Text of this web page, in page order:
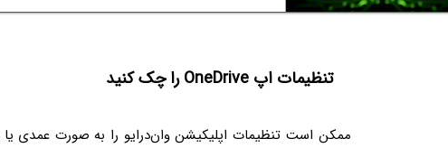
تنظیمات اپ OneDrive را چک کنید
ممکن است تنظیمات اپلیکیشن وان‌درایو را به صورت عمدی یا